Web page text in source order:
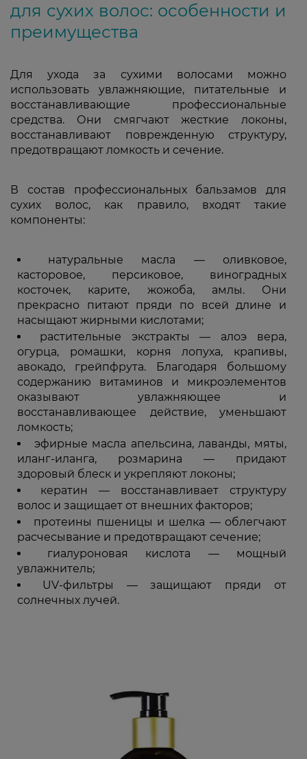
для сухих волос: особенности и
преимущества
Для ухода за сухими волосами можно
использовать увлажняющие, питательные и
восстанавливающие профессиональные
средства. Они смягчают жесткие локоны,
восстанавливают поврежденную структуру,
предотвращают ломкость и сечение.
В состав профессиональных бальзамов для
сухих волос, как правило, входят такие
компоненты:
натуральные масла — оливковое,
касторовое, персиковое, виноградных
косточек, карите, жожоба, амлы. Они
прекрасно питают пряди по всей длине и
насыщают жирными кислотами;
растительные экстракты — алоэ вера,
огурца, ромашки, корня лопуха, крапивы,
авокадо, грейпфрута. Благодаря большому
содержанию витаминов и микроэлементов
оказывают увлажняющее и
восстанавливающее действие, уменьшают
ломкость;
эфирные масла апельсина, лаванды, мяты,
иланг-иланга, розмарина — придают
здоровый блеск и укрепляют локоны;
кератин — восстанавливает структуру
волос и защищает от внешних факторов;
протеины пшеницы и шелка — облегчают
расчесывание и предотвращают сечение;
гиалуроновая кислота — мощный
увлажнитель;
UV-фильтры — защищают пряди от
солнечных лучей.